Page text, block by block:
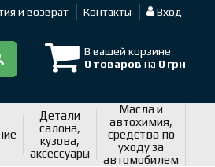
и возврат Контакты Вход
В вашей корзине
0 товаров на 0 грн
Детали
салона,
кузова,
аксессуары
Масла и
автохимия,
средства по
уходу за
автомобилем